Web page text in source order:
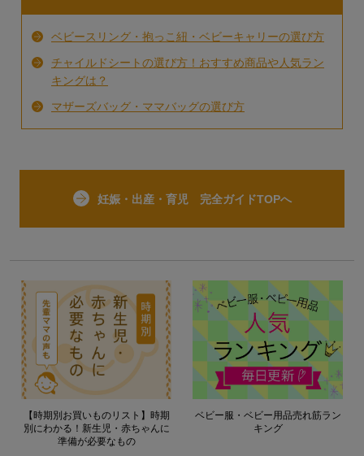
ベビースリング・抱っこ紐・ベビーキャリーの選び方
チャイルドシートの選び方！おすすめ商品や人気ラン
キングは？
マザーズバッグ・ママバッグの選び方
妊娠・出産・育児 完全ガイドTOPへ
【時期別お買いものリスト】時期
別にわかる！新生児・赤ちゃんに
準備が必要なもの
ベビー服・ベビー用品売れ筋ラン
キング